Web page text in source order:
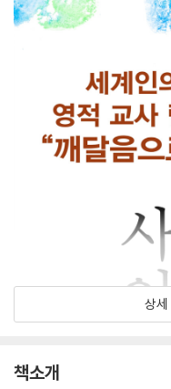
상세
책소개